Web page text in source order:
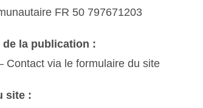
FR 50 797671203
de la publication :
Contact via le formulaire du site
site :